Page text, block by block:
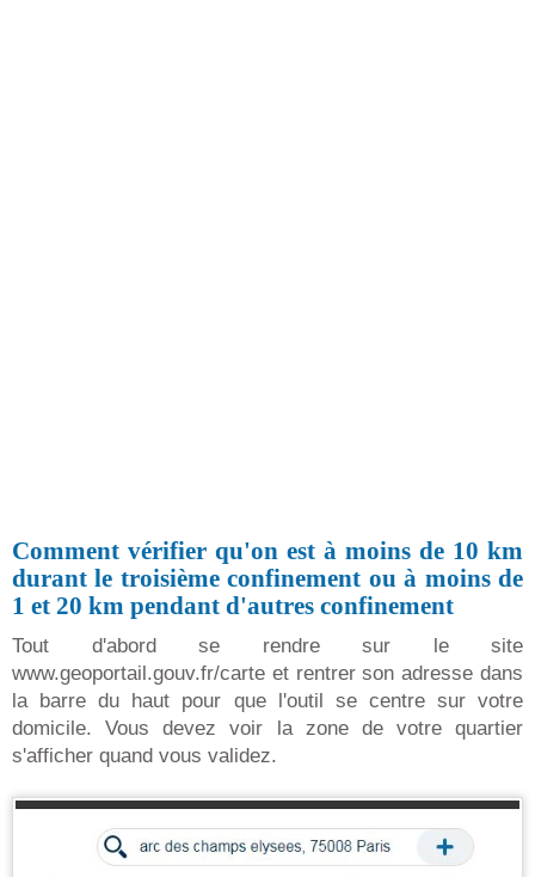
Comment vérifier qu'on est à moins de 10 km
durant le troisième confinement ou à moins de
1 et 20 km pendant d'autres confinement
Tout d'abord se rendre sur le site
www.geoportail.gouv.fr/carte et rentrer son adresse dans
la barre du haut pour que l'outil se centre sur votre
domicile. Vous devez voir la zone de votre quartier
s'afficher quand vous validez.